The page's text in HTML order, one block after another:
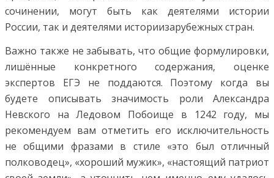
сочинении, могут быть как деятелями истории
России, так и деятелями историизарубежных стран.
Важно также не забывать, что общие формулировки,
лишённые конкретного содержания, оценке
экспертов ЕГЭ не поддаются. Поэтому когда вы
будете описывать значимость роли Александра
Невского на Ледовом Побоище в 1242 году, мы
рекомендуем вам отметить его исключительность
не общими фразами в стиле «это был отличный
полководец», «хороший мужик», «настоящий патриот